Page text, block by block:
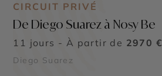
CIRCUIT PRIVÉ
De Diego Suarez à Nosy Be
11 jours - À partir de 2970 €
Diego Suarez